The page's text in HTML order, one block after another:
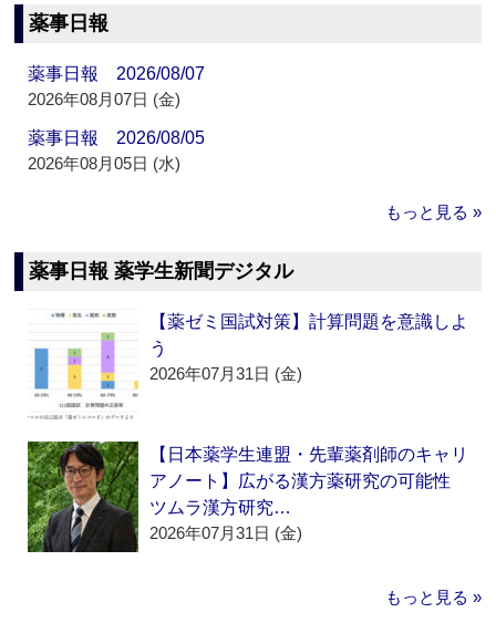
薬事日報
薬事日報 2026/08/07
2026年08月07日 (金)
薬事日報 2026/08/05
2026年08月05日 (水)
もっと見る »
薬事日報 薬学生新聞デジタル
【薬ゼミ国試対策】計算問題を意識しよ
う
2026年07月31日 (金)
【日本薬学生連盟・先輩薬剤師のキャリ
アノート】広がる漢方薬研究の可能性
ツムラ漢方研究…
2026年07月31日 (金)
もっと見る »